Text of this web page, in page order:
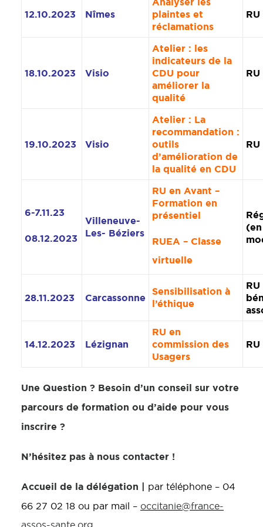
12.10.2023 Nîmes
plaintes et
réclamations
RU
18.10.2023 Visio
Atelier : les
indicateurs de la
CDU pour
améliorer la
qualité
RU
19.10.2023 Visio
Atelier : La
recommandation :
outils
d’amélioration de
la qualité en CDU
RU
6-7.11.23
08.12.2023
Villeneuve-
Les- Béziers
RU en Avant –
Formation en
présentiel
RUEA – Classe
virtuelle
28.11.2023 Carcassonne
Sensibilisation à
l’éthique
14.12.2023 Lézignan
RU en
commission des
Usagers
RU
Une Question ? Besoin d’un conseil sur votre
parcours de formation ou d’aide pour vous
inscrire ?
N’hésitez pas à nous contacter !
Accueil de la délégation | par téléphone – 04
66 27 02 18 ou par mail – occitanie@france-
assos-sante.org